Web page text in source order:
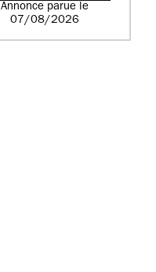
Annonce parue le
07/08/2026